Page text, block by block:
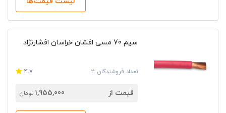
سیم 70 مسی افشان خراسان افشارنژاد
تعداد فروشندگان :2 4.7
قیمت از 1,955,000 تومان